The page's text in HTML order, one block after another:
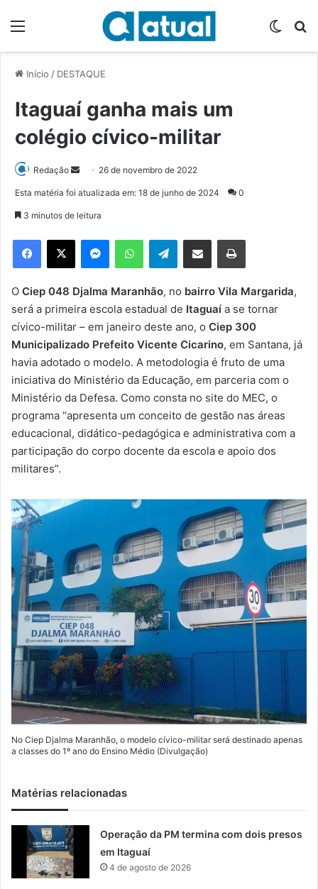
Início / DESTAQUE
Itaguaí ganha mais um
colégio cívico-militar
Redação
d
e
m
e
-
a
l
26 de novembro de 2022
Esta matéria foi atualizada em: 18 de junho de 2024 0
3 minutos de leitura
Telegram
O Ciep 048 Djalma Maranhão, no bairro Vila Margarida,
será a primeira escola estadual de Itaguaí a se tornar
cívico-militar – em janeiro deste ano, o Ciep 300
Municipalizado Prefeito Vicente Cicarino, em Santana, já
havia adotado o modelo. A metodologia é fruto de uma
iniciativa do Ministério da Educação, em parceria com o
Ministério da Defesa. Como consta no site do MEC, o
programa “apresenta um conceito de gestão nas áreas
educacional, didático-pedagógica e administrativa com a
participação do corpo docente da escola e apoio dos
militares”.
No Ciep Djalma Maranhão, o modelo cívico-militar será destinado apenas
a classes do 1º ano do Ensino Médio (Divulgação)
Matérias relacionadas
Operação da PM termina com dois presos
em Itaguaí
4 de agosto de 2026